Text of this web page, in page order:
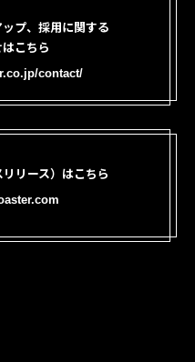
プ、採用に関する
こちら
contact/
リース）はこちら